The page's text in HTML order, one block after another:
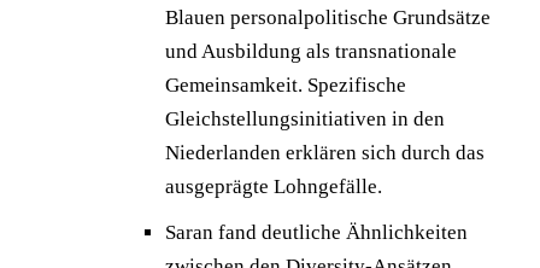
Blauen personalpolitische Grundsätze
und Ausbildung als transnationale
Gemeinsamkeit. Spezifische
Gleichstellungsinitiativen in den
Niederlanden erklären sich durch das
ausgeprägte Lohngefälle.
Saran fand deutliche Ähnlichkeiten